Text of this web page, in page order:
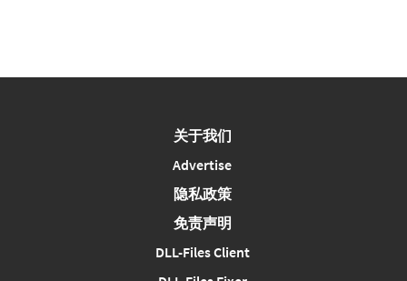
关于我们
Advertise
隐私政策
免责声明
DLL-Files Client